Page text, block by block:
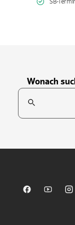
SB-
Wonach
Suchfeld
Sparkasse auf